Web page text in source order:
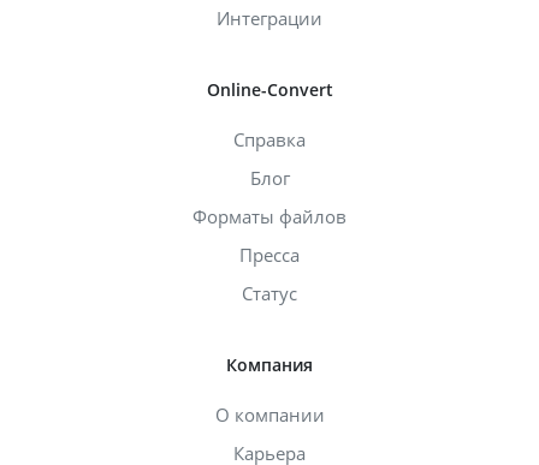
Интеграции
Online-Convert
Справка
Блог
Форматы файлов
Пресса
Статус
Компания
О компании
Карьера